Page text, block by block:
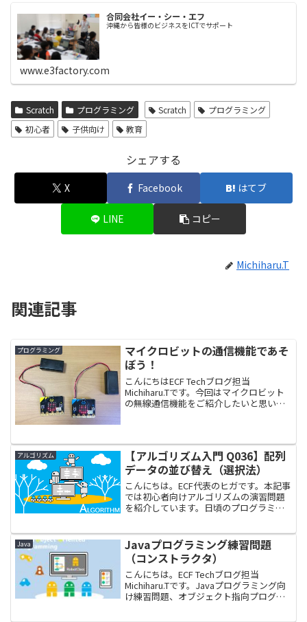
合同会社イー・シー・エフ
沖縄から皆様のビジネスをICTでサポート
www.e3factory.com
Scratch プログラミング Scratch
プログラミング
初心者
子供向け 教育
シェアする
X Facebook はてブ
LINE コピー
Michiharu.T
関連記事
プログラミング
マイクロビットの通信機能であそ
ぼう！
こんにちはECF Techブログ担当
Michiharu.Tです。今回はマイクロビット
の無線通信機能をご紹介したいと思いま
ロビットが...
アルゴリズム
【アルゴリズム入門 Q036】配列
データの並び替え（選択法）
こんにちは。ECF代表のヒガです。本記事
では初心者向けアルゴリズムの演習問題
を紹介しています。日頃のプログラミン
る計算手順のことです。自在にプログラ
ムを作るには、プログ...
Java
Javaプログラミング練習問題
（コンストラクタ）
こんにちは。ECF Techブログ担当
Michiharu.Tです。Javaプログラミング向
け練習問題、オブジェクト指向プログラ